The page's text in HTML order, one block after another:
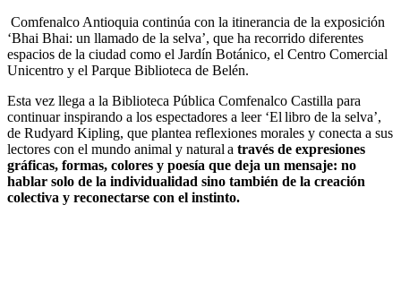
Comfenalco Antioquia continúa con la itinerancia de la exposición
‘Bhai Bhai: un llamado de la selva’, que ha recorrido diferentes
espacios de la ciudad como el Jardín Botánico, el Centro Comercial
Unicentro y el Parque Biblioteca de Belén.
Esta vez llega a la Biblioteca Pública Comfenalco Castilla para
continuar inspirando a los espectadores a leer ‘El libro de la selva’,
de Rudyard Kipling, que plantea reflexiones morales y conecta a sus
lectores con el mundo animal y natural a través de expresiones
gráficas, formas, colores y poesía que deja un mensaje: no
hablar solo de la individualidad sino también de la creación
colectiva y reconectarse con el instinto.